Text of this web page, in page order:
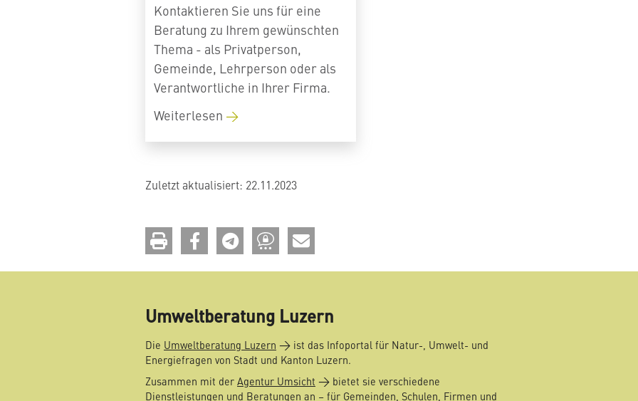
Kontaktieren Sie uns für eine
Beratung zu Ihrem gewünschten
Thema - als Privatperson,
Gemeinde, Lehrperson oder als
Verantwortliche in Ihrer Firma.
Weiterlesen
Zuletzt aktualisiert: 22.11.2023
drucken teilen teilen
Umweltberatung Luzern
Die Umweltberatung Luzern
ist das Infoportal für Natur-, Umwelt- und
Energiefragen von Stadt und Kanton Luzern.
Zusammen mit der Agentur Umsicht
bietet sie verschiedene
Dienstleistungen und Beratungen an – für Gemeinden, Schulen, Firmen und